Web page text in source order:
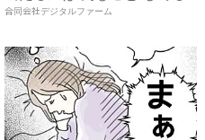
合同会社デジタルファーム